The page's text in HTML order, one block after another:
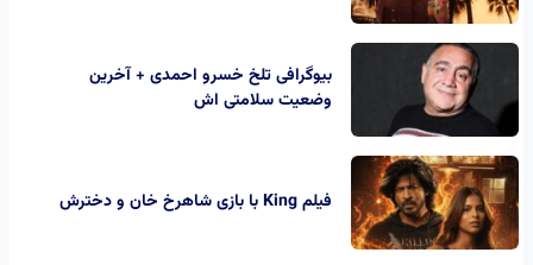
بیوگرافی تلخ خسرو احمدی + آخرین
وضعیت سلامتی اش
فیلم King با بازی شاهرخ خان و دخترش